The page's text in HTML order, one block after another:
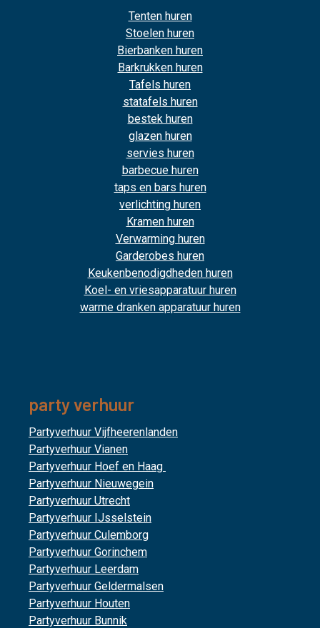
Tenten huren
Stoelen huren
Bierbanken huren
Barkrukken huren
Tafels huren
statafels huren
bestek huren
glazen huren
servies huren
barbecue huren
taps en bars huren
verlichting huren
Kramen huren
Verwarming huren
Garderobes huren
Keukenbenodigdheden huren
Koel- en vriesapparatuur huren
warme dranken apparatuur huren
party verhuur
Partyverhuur Vijfheerenlanden
Partyverhuur Vianen
Partyverhuur Hoef en Haag
Partyverhuur Nieuwegein
Partyverhuur Utrecht
Partyverhuur IJsselstein
Partyverhuur Culemborg
Partyverhuur Gorinchem
Partyverhuur Leerdam
Partyverhuur Geldermalsen
Partyverhuur Houten
Partyverhuur Bunnik